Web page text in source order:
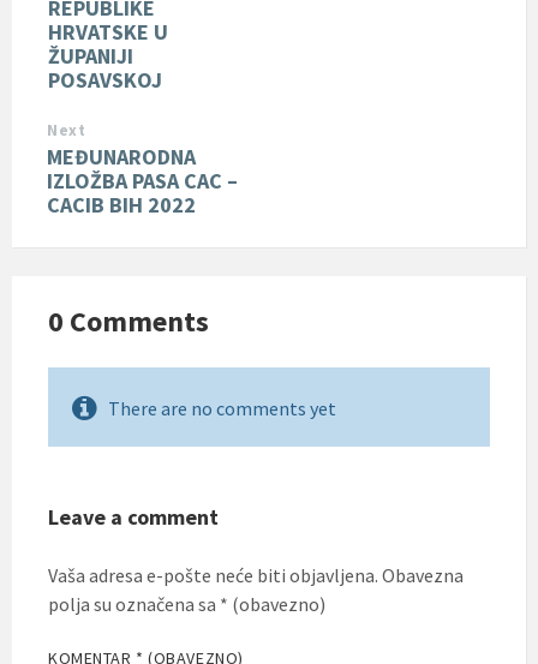
REPUBLIKE
HRVATSKE U
ŽUPANIJI
POSAVSKOJ
Next
MEĐUNARODNA
IZLOŽBA PASA CAC –
CACIB BIH 2022
0 Comments
There are no comments yet
Leave a comment
Vaša adresa e-pošte neće biti objavljena. Obavezna
polja su označena sa * (obavezno)
KOMENTAR * (OBAVEZNO)